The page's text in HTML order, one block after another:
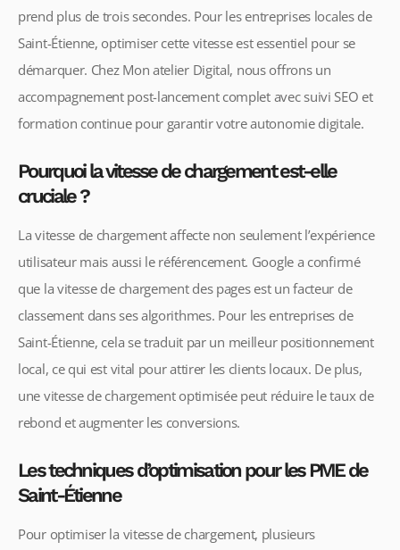
prend plus de trois secondes. Pour les entreprises locales de
Saint-Étienne, optimiser cette vitesse est essentiel pour se
démarquer. Chez Mon atelier Digital, nous offrons un
accompagnement post-lancement complet avec suivi SEO et
formation continue pour garantir votre autonomie digitale.
Pourquoi la vitesse de chargement est-elle
cruciale ?
La vitesse de chargement affecte non seulement l’expérience
utilisateur mais aussi le référencement. Google a confirmé
que la vitesse de chargement des pages est un facteur de
classement dans ses algorithmes. Pour les entreprises de
Saint-Étienne, cela se traduit par un meilleur positionnement
local, ce qui est vital pour attirer les clients locaux. De plus,
une vitesse de chargement optimisée peut réduire le taux de
rebond et augmenter les conversions.
Les techniques d’optimisation pour les PME de
Saint-Étienne
Pour optimiser la vitesse de chargement, plusieurs